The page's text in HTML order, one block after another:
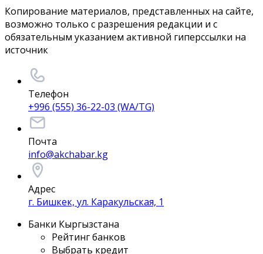
Копирование материалов, представленных на сайте,
возможно только с разрешения редакции и с
обязательным указанием активной гиперссылки на
источник
Телефон
+996 (555) 36-22-03 (WA/TG)
Почта
info@akchabar.kg
Адрес
г. Бишкек, ул. Каракульская, 1
Банки Кыргызстана
Рейтинг банков
Выбрать кредит